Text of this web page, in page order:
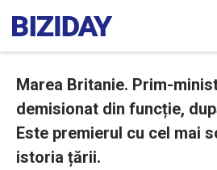
Marea Britanie. Prim-
demisionat din funcție,
Este premierul cu cel mai
istoria țării.